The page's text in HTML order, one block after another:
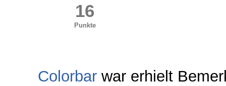
16
Punkte
Colorbar war erhielt